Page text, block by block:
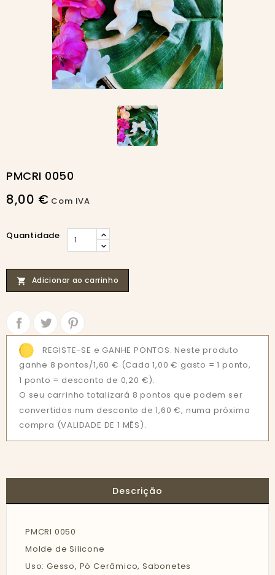
PMCRI 0050
8,00 € Com IVA
Quantidade
 Adicionar ao carrinho
REGISTE-SE e GANHE PONTOS. Neste produto
ganhe 8 pontos/1,60 € (Cada 1,00 € gasto = 1 ponto,
1 ponto = desconto de 0,20 €).
O seu carrinho totalizará 8 pontos que podem ser
convertidos num desconto de 1,60 €, numa próxima
compra (VALIDADE DE 1 MÊS).
Descrição
PMCRI 0050
Molde de Silicone
Uso: Gesso, Pó Cerâmico, Sabonetes